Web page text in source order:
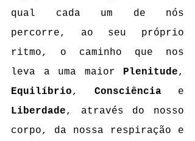
qual cada um de nós
percorre, ao seu próprio
ritmo, o caminho que nos
leva a uma maior Plenitude
Equilíbrio, Consciência
Liberdade, através do nosso
corpo, da nossa respiração e